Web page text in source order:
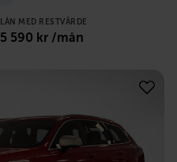
LÅN MED RESTVÄRDE
5 590 kr /mån